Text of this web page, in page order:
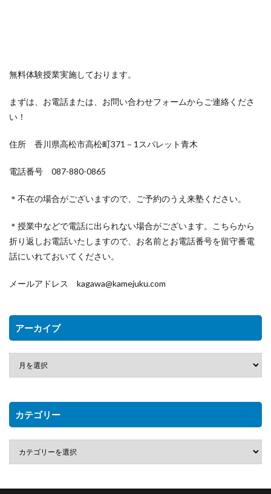
無料体験授業実施しております。
まずは、お電話または、お問い合わせフォームからご連絡くださ
い！
住所 香川県高松市高松町371－1スパレット青木
電話番号 087-880-0865
＊不在の場合がございますので、ご予約のうえ来塾ください。
＊授業中などで電話に出られない場合がございます。こちらから
折り返しお電話いたしますので、お名前とお電話番号を留守番電
話にいれておいてください。
メールアドレス kagawa@kamejuku.com
アーカイブ
カテゴリー